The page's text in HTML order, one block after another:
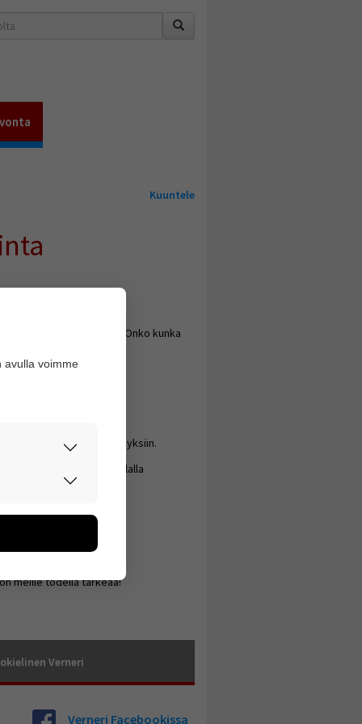
Kuuntele
nostin thyroxin annosta. Onko kunka
raskaudenaikaisiin kysymyksiin.
puoleen hyvin matalalla
meille todella tärkeää!
Verneri
Verneri Facebookissa
avulla voimme
kerätään
Emme